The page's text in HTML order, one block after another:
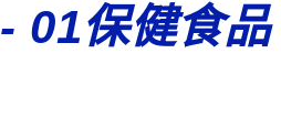
- 01保健食品